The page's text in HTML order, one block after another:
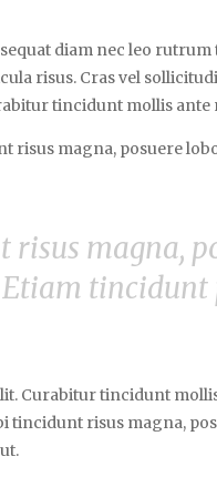
diam nec leo rutrum
risus. Cras vel
tincidunt mollis ante
risus magna, posuere
risus magna,
tincidunt
Curabitur tincidunt
tincidunt risus magna,